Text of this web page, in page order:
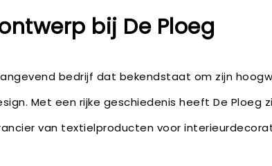
bij De Ploeg
bedrijf dat bekendstaat om zijn
Met een rijke geschiedenis heeft De Ploeg
van textielproducten voor